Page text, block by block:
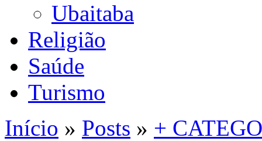
Ubaitaba
Religião
Saúde
Turismo
Início » Posts » +